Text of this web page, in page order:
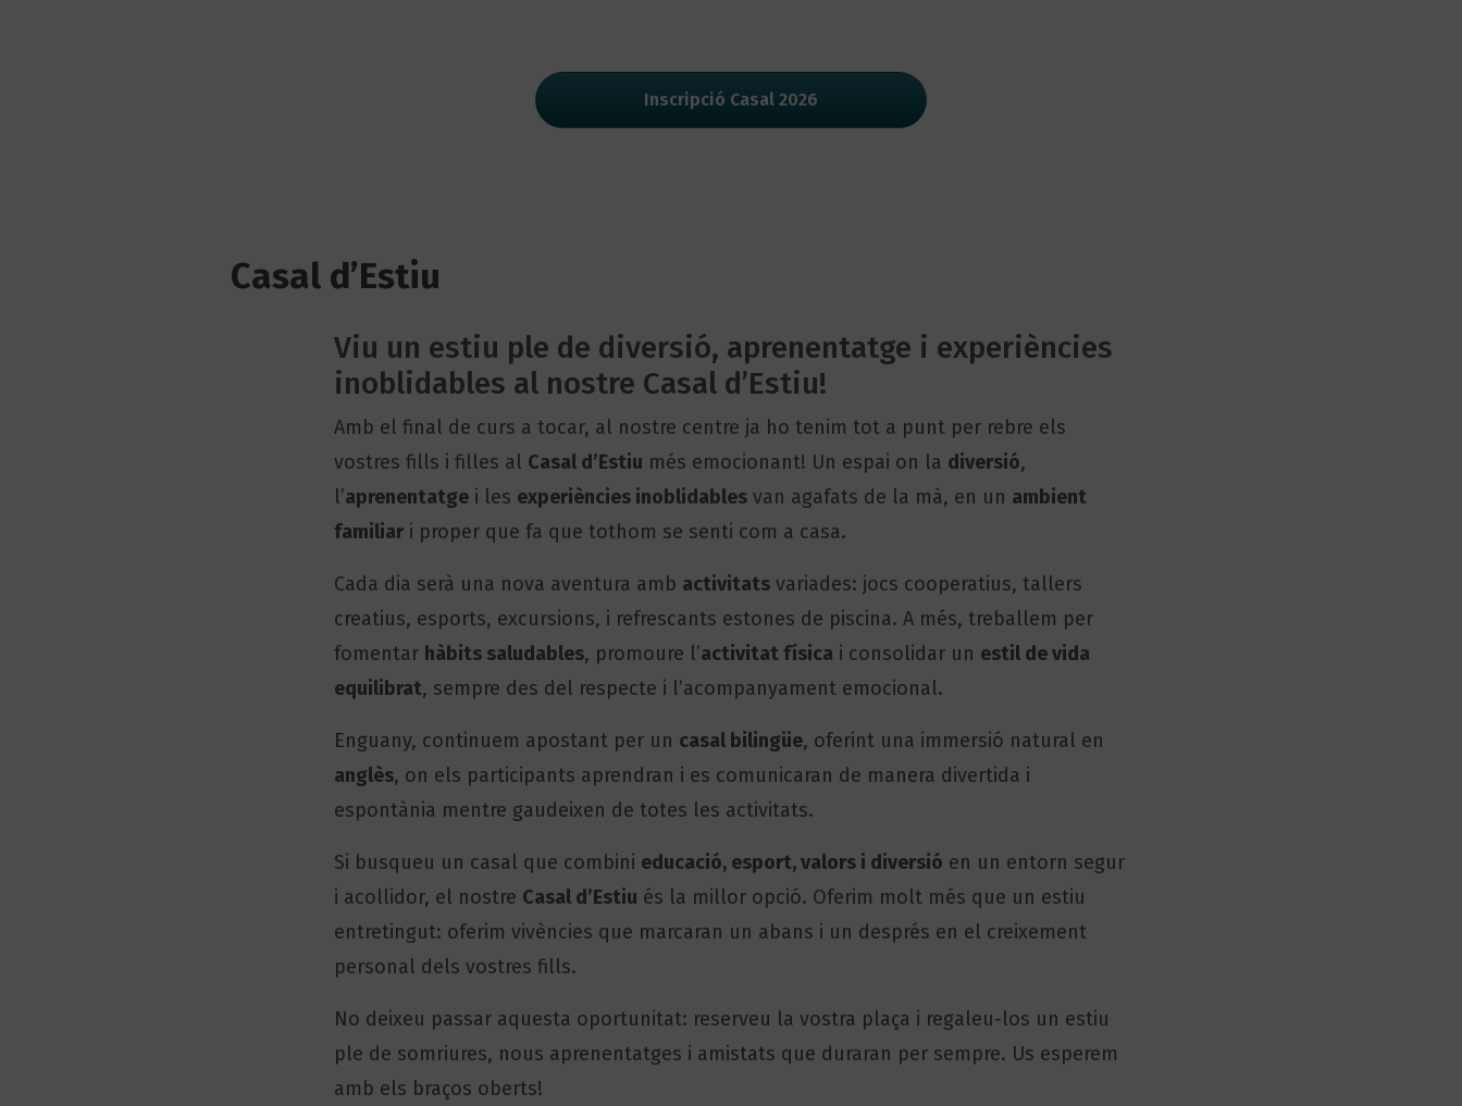
Inscripció Casal 2026
Casal d’Estiu
Viu un estiu ple de diversió, aprenentatge i experiències
inoblidables al nostre Casal d’Estiu!
Amb el final de curs a tocar, al nostre centre ja ho tenim tot a punt per rebre els
vostres fills i filles al Casal d’Estiu més emocionant! Un espai on la diversió,
l’aprenentatge i les experiències inoblidables van agafats de la mà, en un ambient
familiar i proper que fa que tothom se senti com a casa.
Cada dia serà una nova aventura amb activitats variades: jocs cooperatius, tallers
creatius, esports, excursions, i refrescants estones de piscina. A més, treballem per
fomentar hàbits saludables, promoure l’activitat física i consolidar un estil de vida
equilibrat, sempre des del respecte i l’acompanyament emocional.
Enguany, continuem apostant per un casal bilingüe, oferint una immersió natural en
anglès, on els participants aprendran i es comunicaran de manera divertida i
espontània mentre gaudeixen de totes les activitats.
Si busqueu un casal que combini educació, esport, valors i diversió en un entorn segur
i acollidor, el nostre Casal d’Estiu és la millor opció. Oferim molt més que un estiu
entretingut: oferim vivències que marcaran un abans i un després en el creixement
personal dels vostres fills.
No deixeu passar aquesta oportunitat: reserveu la vostra plaça i regaleu-los un estiu
ple de somriures, nous aprenentatges i amistats que duraran per sempre. Us esperem
amb els braços oberts!